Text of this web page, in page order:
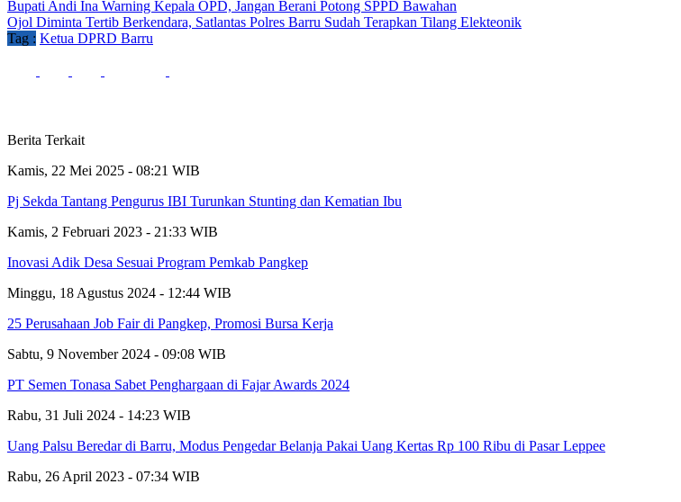
Bupati Andi Ina Warning Kepala OPD, Jangan Berani Potong SPPD Bawahan
Ojol Diminta Tertib Berkendara, Satlantas Polres Barru Sudah Terapkan Tilang Elekteonik
Tag : Ketua DPRD Barru
Berita Terkait
Kamis, 22 Mei 2025 - 08:21 WIB
Pj Sekda Tantang Pengurus IBI Turunkan Stunting dan Kematian Ibu
Kamis, 2 Februari 2023 - 21:33 WIB
Inovasi Adik Desa Sesuai Program Pemkab Pangkep
Minggu, 18 Agustus 2024 - 12:44 WIB
25 Perusahaan Job Fair di Pangkep, Promosi Bursa Kerja
Sabtu, 9 November 2024 - 09:08 WIB
PT Semen Tonasa Sabet Penghargaan di Fajar Awards 2024
Rabu, 31 Juli 2024 - 14:23 WIB
Uang Palsu Beredar di Barru, Modus Pengedar Belanja Pakai Uang Kertas Rp 100 Ribu di Pasar Leppee
Rabu, 26 April 2023 - 07:34 WIB